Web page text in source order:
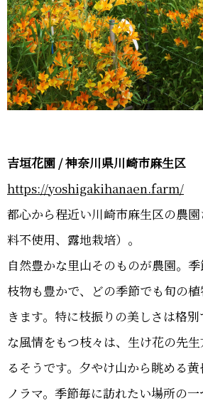
吉垣花園 / 神奈川県川崎市麻生区
https://yoshigakihanaen.farm/
都心から程近い川崎市麻生区の農
料不使用、露地栽培）。
自然豊かな里山そのものが農園。
枝物も豊かで、どの季節でも旬の
きます。特に枝振りの美しさは格
な風情をもつ枝々は、生け花の先
るそうです。夕やけ山から眺める
ノラマ。季節毎に訪れたい場所の一